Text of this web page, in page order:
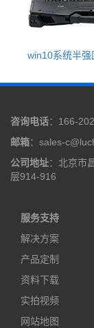
win10系统半
咨询电话：166-
邮箱：sales-
公司地址：北京市
层914-916
服务支持
解决方案
产品定制
资料下载
实拍视频
网站地图